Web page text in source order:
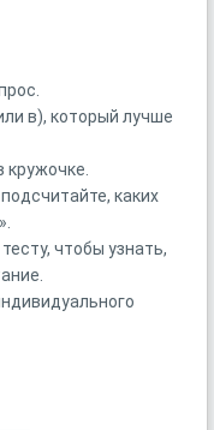
в), который лучше
каких
чтобы узнать,